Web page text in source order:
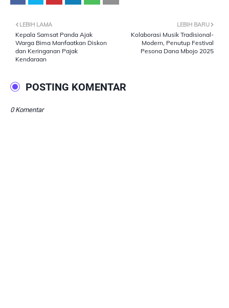
LEBIH BARU
Kolaborasi Musik Tradisional-
Modern, Penutup Festival
Pesona Dana Mbojo 2025
LEBIH LAMA
Kepala Samsat Panda Ajak
Warga Bima Manfaatkan Diskon
dan Keringanan Pajak
Kendaraan
POSTING KOMENTAR
0 Komentar